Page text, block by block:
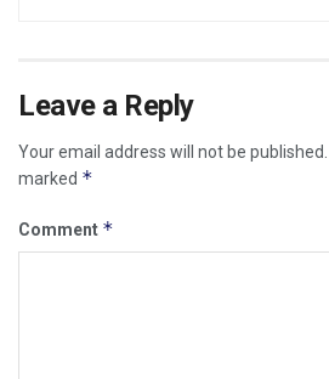
Leave a Reply
Your email address will not be published.
marked *
Comment *